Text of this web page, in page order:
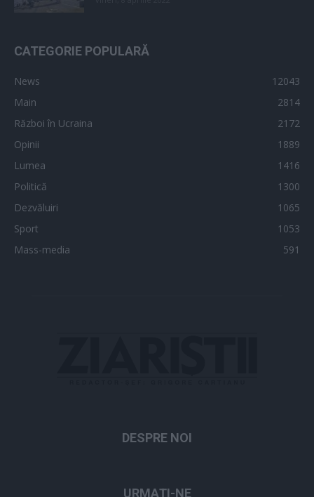
CATEGORIE POPULARĂ
News
12043
Main
2814
Război în Ucraina
2172
Opinii
1889
Lumea
1416
Politică
1300
Dezvăluiri
1065
Sport
1053
Mass-media
591
DESPRE NOI
URMAȚI-NE